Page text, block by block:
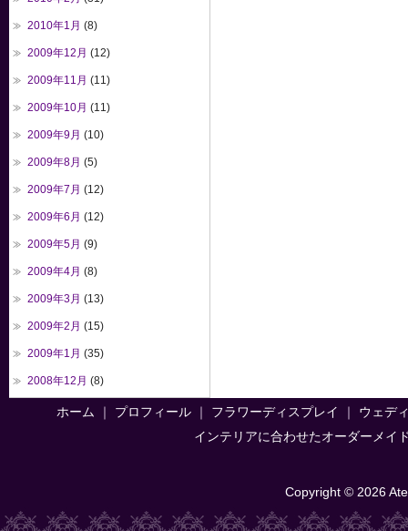
2010年1月 (8)
2009年12月 (12)
2009年11月 (11)
2009年10月 (11)
2009年9月 (10)
2009年8月 (5)
2009年7月 (12)
2009年6月 (12)
2009年5月 (9)
2009年4月 (8)
2009年3月 (13)
2009年2月 (15)
2009年1月 (35)
2008年12月 (8)
ホーム プロフィール フラワーディスプレイ
ウェデ
インテリアに合わせたオーダーメイ
Copyright © 2026